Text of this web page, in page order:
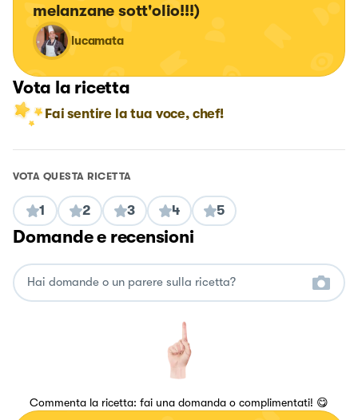
melanzane sott'olio!!!)
lucamata
Vota la ricetta
Fai sentire la tua voce, chef!
VOTA QUESTA RICETTA
1 2 3 4 5
Domande e recensioni
Commenta la ricetta: fai una domanda o complimentati! 😋